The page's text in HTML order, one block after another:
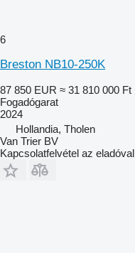
6
Breston NB10-250K
87 850 EUR ≈ 31 810 000 Ft
Fogadógarat
2024
Hollandia, Tholen
Van Trier BV
Kapcsolatfelvétel az eladóval